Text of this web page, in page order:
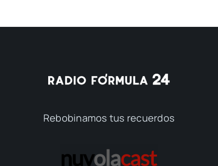
Rebobinamos tus recuerdos